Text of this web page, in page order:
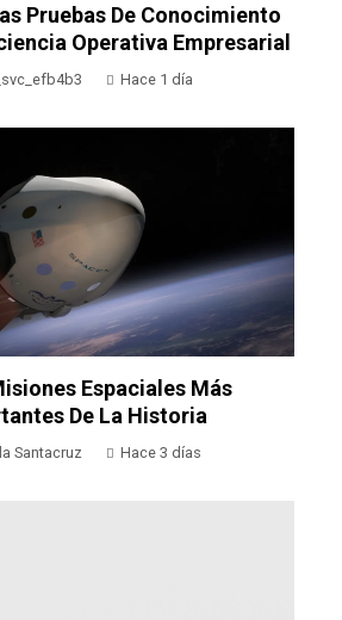
Pruebas De Conocimiento
Operativa Empresarial
Hace 1 día
Espaciales Más
De La Historia
Santacruz Hace 3 días